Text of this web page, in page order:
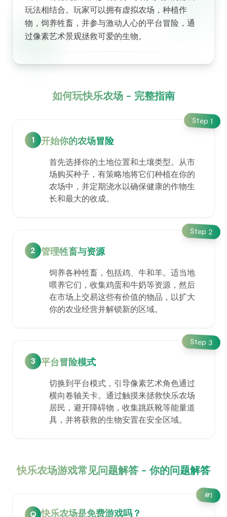
玩法相结合。玩家可以拥有虚拟农场，种植作
物，饲养牲畜，并参与激动人心的平台冒险，通
过像素艺术景观拯救可爱的生物。
如何玩快乐农场 - 完整指南
Step 1
1 开始你的农场冒险
首先选择你的土地位置和土壤类型。从市
场购买种子，有策略地将它们种植在你的
农场中，并定期浇水以确保健康的作物生
长和最大的收成。
Step 2
2 管理牲畜与资源
饲养各种牲畜，包括鸡、牛和羊。适当地
喂养它们，收集鸡蛋和牛奶等资源，然后
在市场上交易这些有价值的物品，以扩大
你的农业经营并解锁新的区域。
Step 3
3 平台冒险模式
切换到平台模式，引导像素艺术角色通过
横向卷轴关卡。通过触摸来拯救快乐农场
居民，避开障碍物，收集跳跃靴等能量道
具，并将获救的生物安置在安全区域。
快乐农场游戏常见问题解答 - 你的问题解答
#1
Q 快乐农场是免费游戏吗？